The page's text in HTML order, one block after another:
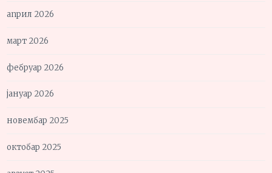
април 2026
март 2026
фебруар 2026
јануар 2026
новембар 2025
октобар 2025